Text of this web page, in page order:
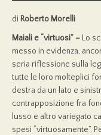
di Roberto Morelli
Maiali e “virtuosi” – Lo
messo in evidenza,
seria riflessione sulla
tutte le loro molteplici
destra da un lato e
contrapposizione fra
lusso e altro variegato
spesi “virtuosamente”.